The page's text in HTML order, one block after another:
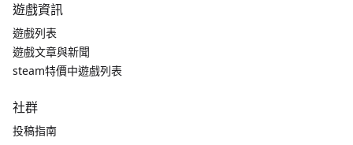
遊戲資訊
遊戲列表
遊戲文章與新聞
steam特價中遊戲列表
社群
投稿指南